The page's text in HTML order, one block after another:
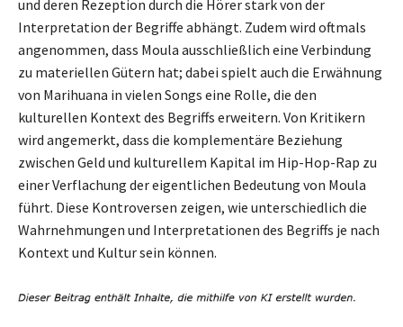
und deren Rezeption durch die Hörer stark von der
Interpretation der Begriffe abhängt. Zudem wird oftmals
angenommen, dass Moula ausschließlich eine Verbindung
zu materiellen Gütern hat; dabei spielt auch die Erwähnung
von Marihuana in vielen Songs eine Rolle, die den
kulturellen Kontext des Begriffs erweitern. Von Kritikern
wird angemerkt, dass die komplementäre Beziehung
zwischen Geld und kulturellem Kapital im Hip-Hop-Rap zu
einer Verflachung der eigentlichen Bedeutung von Moula
führt. Diese Kontroversen zeigen, wie unterschiedlich die
Wahrnehmungen und Interpretationen des Begriffs je nach
Kontext und Kultur sein können.